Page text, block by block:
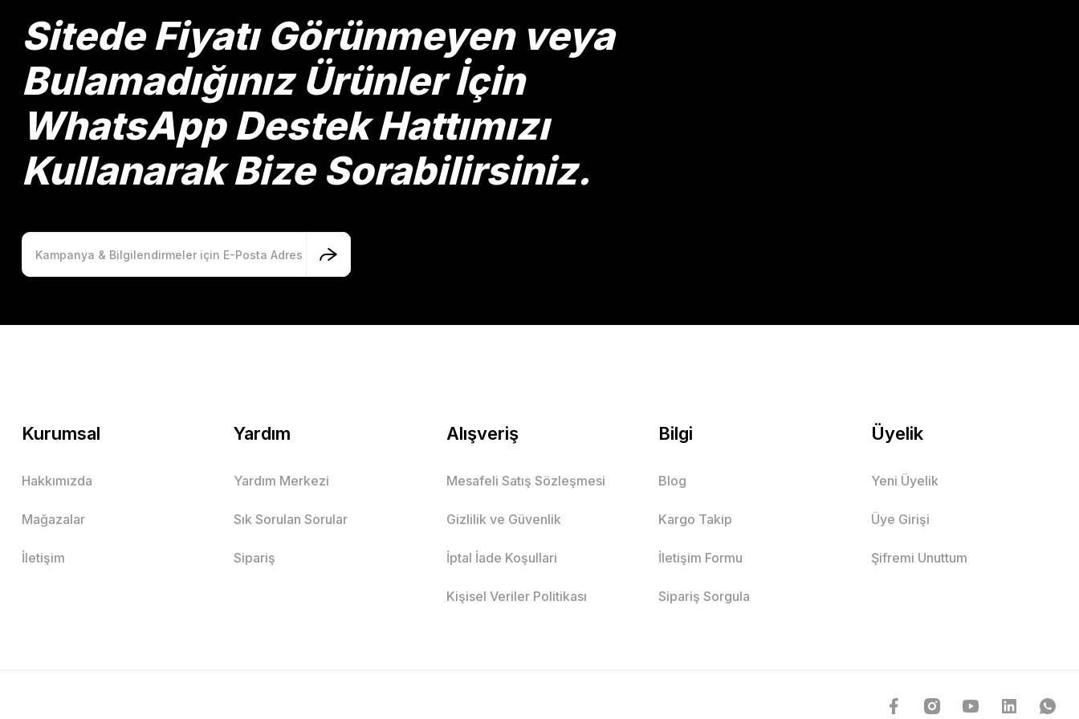
Ürün fiyatı diğer sitelerden daha pahalı.
Bu ürüne benzer farklı alternatifler olmalı.
Gönder
Sitede Fiyatı Görünmeyen veya
Bulamadığınız Ürünler İçin
WhatsApp Destek Hattımızı
Kullanarak Bize Sorabilirsiniz.
Kurumsal
Hakkımızda
Mağazalar
İletişim
Yardım
Yardım Merkezi
Sık Sorulan Sorular
Sipariş
Alışveriş
Mesafeli Satış Sözleşmesi
Gizlilik ve Güvenlik
İptal İade Koşullari
Kişisel Veriler Politikası
Bilgi
Blog
Kargo Takip
İletişim Formu
Sipariş Sorgula
Üyelik
Yeni Üyelik
Üye Girişi
Şifremi Unuttum